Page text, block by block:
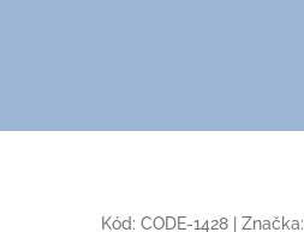
Kód: CODE-1428 Značka: